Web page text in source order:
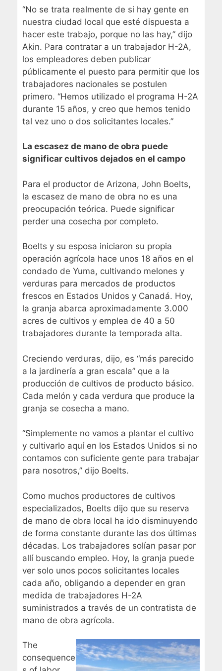
“No se trata realmente de si hay gente en
nuestra ciudad local que esté dispuesta a
hacer este trabajo, porque no las hay,” dijo
Akin. Para contratar a un trabajador H-2A,
los empleadores deben publicar
públicamente el puesto para permitir que los
trabajadores nacionales se postulen
primero. “Hemos utilizado el programa H-2A
durante 15 años, y creo que hemos tenido
tal vez uno o dos solicitantes locales.”
La escasez de mano de obra puede
significar cultivos dejados en el campo
Para el productor de Arizona, John Boelts,
la escasez de mano de obra no es una
preocupación teórica. Puede significar
perder una cosecha por completo.
Boelts y su esposa iniciaron su propia
operación agrícola hace unos 18 años en el
condado de Yuma, cultivando melones y
verduras para mercados de productos
frescos en Estados Unidos y Canadá. Hoy,
la granja abarca aproximadamente 3.000
acres de cultivos y emplea de 40 a 50
trabajadores durante la temporada alta.
Creciendo verduras, dijo, es “más parecido
a la jardinería a gran escala” que a la
producción de cultivos de producto básico.
Cada melón y cada verdura que produce la
granja se cosecha a mano.
“Simplemente no vamos a plantar el cultivo
y cultivarlo aquí en los Estados Unidos si no
contamos con suficiente gente para trabajar
para nosotros,” dijo Boelts.
Como muchos productores de cultivos
especializados, Boelts dijo que su reserva
de mano de obra local ha ido disminuyendo
de forma constante durante las dos últimas
décadas. Los trabajadores solían pasar por
allí buscando empleo. Hoy, la granja puede
ver solo unos pocos solicitantes locales
cada año, obligando a depender en gran
medida de trabajadores H-2A
suministrados a través de un contratista de
mano de obra agrícola.
The
consequence